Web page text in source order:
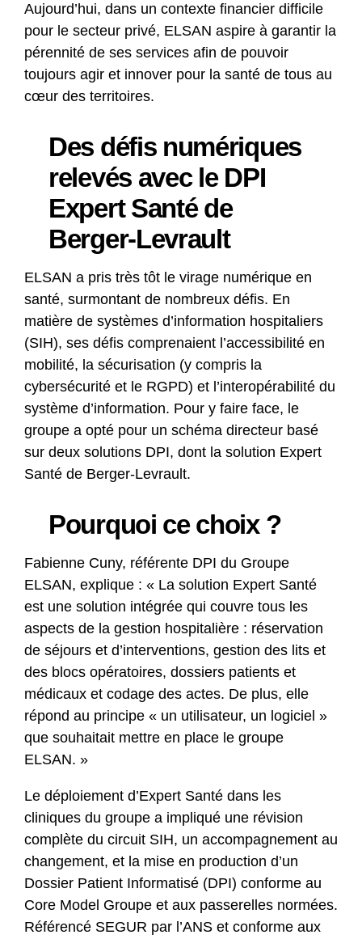
Aujourd’hui, dans un contexte financier difficile
pour le secteur privé, ELSAN aspire à garantir la
pérennité de ses services afin de pouvoir
toujours agir et innover pour la santé de tous au
cœur des territoires.
Des défis numériques
relevés avec le DPI
Expert Santé de
Berger-Levrault
ELSAN a pris très tôt le virage numérique en
santé, surmontant de nombreux défis. En
matière de systèmes d’information hospitaliers
(SIH), ses défis comprenaient l’accessibilité en
mobilité, la sécurisation (y compris la
cybersécurité et le RGPD) et l’interopérabilité du
système d’information. Pour y faire face, le
groupe a opté pour un schéma directeur basé
sur deux solutions DPI, dont la solution Expert
Santé de Berger-Levrault.
Pourquoi ce choix ?
Fabienne Cuny, référente DPI du Groupe
ELSAN, explique : « La solution Expert Santé
est une solution intégrée qui couvre tous les
aspects de la gestion hospitalière : réservation
de séjours et d’interventions, gestion des lits et
des blocs opératoires, dossiers patients et
médicaux et codage des actes. De plus, elle
répond au principe « un utilisateur, un logiciel »
que souhaitait mettre en place le groupe
ELSAN. »
Le déploiement d’Expert Santé dans les
cliniques du groupe a impliqué une révision
complète du circuit SIH, un accompagnement au
changement, et la mise en production d’un
Dossier Patient Informatisé (DPI) conforme au
Core Model Groupe et aux passerelles normées.
Référencé SEGUR par l’ANS et conforme aux